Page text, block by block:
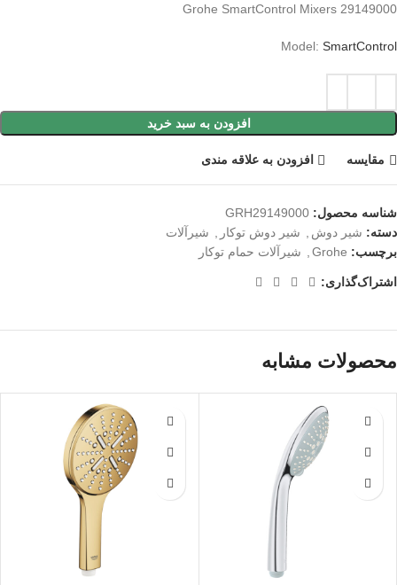
Grohe SmartControl Mixers 29149000
Model: SmartControl
افزودن به سبد خرید
مقايسه افزودن به علاقه مندی
شناسه محصول: GRH29149000
دسته: شیر دوش شیر دوش توکار
شیرآلات
برچسب: Grohe شیرآلات حمام توکار
اشتراک‌گذاری:
محصولات مشابه